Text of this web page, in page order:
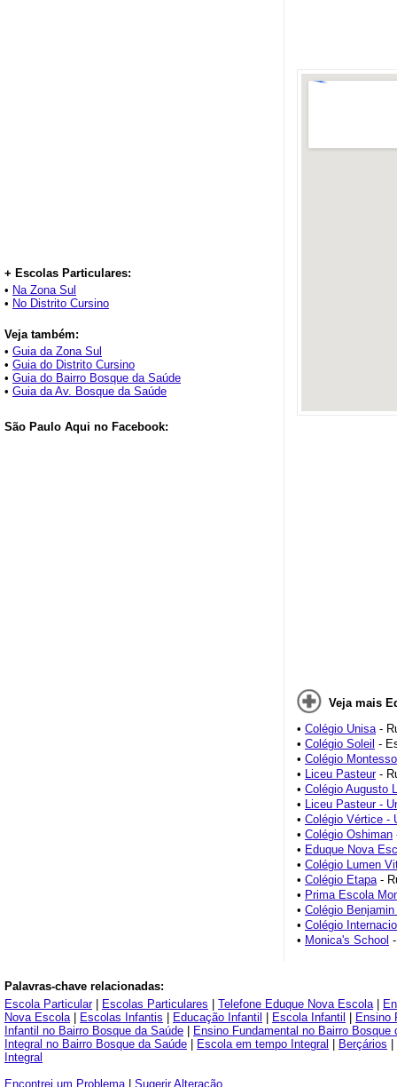
+ Escolas Particulares:
• Na Zona Sul
• No Distrito Cursino
Veja também:
• Guia da Zona Sul
• Guia do Distrito Cursino
• Guia do Bairro Bosque da Saúde
• Guia da Av. Bosque da Saúde
São Paulo Aqui no Facebook:
Veja mais
• Colégio Unisa-
• Colégio Soleil -
• Colégio
Jabaquara
• Liceu Pasteur-
• Colégio Augusto
• Liceu Pasteur -
• Colégio Vértice -
• Colégio Oshiman
• Eduque Nova
• Colégio Lumen
• Colégio Etapa-
• Prima Escola
• Colégio
• Colégio
• Monica's School
Palavras-chave relacionadas:
Escola Particular| Escolas Particulares Telefone Eduque Nova Escola|
Nova Escola| Escolas Infantis Educação Infantil Escola Infantil
Ensino
Infantil no Bairro Bosque da Saúde
Ensino Fundamental no Bairro Bosque
Integral no Bairro Bosque da Saúde
Escola em tempo Integral Berçários
Integral
Encontrei um Problema| Sugerir Alteração